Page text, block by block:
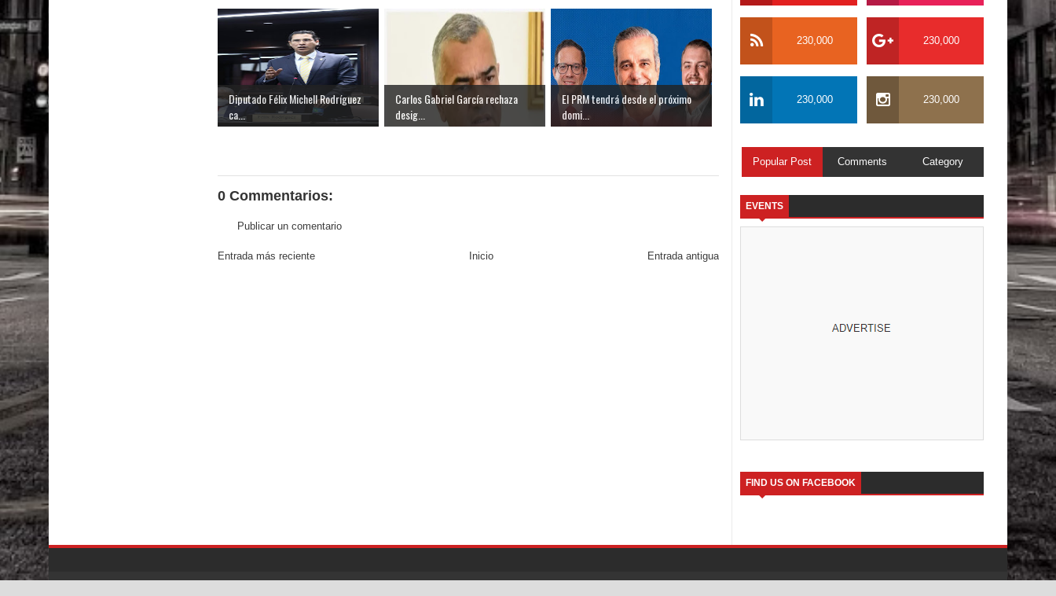
Diputado Félix Michell Rodríguez
ca...
Carlos Gabriel García rechaza
desig...
El PRM tendrá desde el próximo
domi...
0 Commentarios:
Publicar un comentario
Entrada más reciente Entrada antigua
Inicio
230,000 230,000
230,000 230,000
Popular Post Comments Category
EVENTS
FIND US ON FACEBOOK